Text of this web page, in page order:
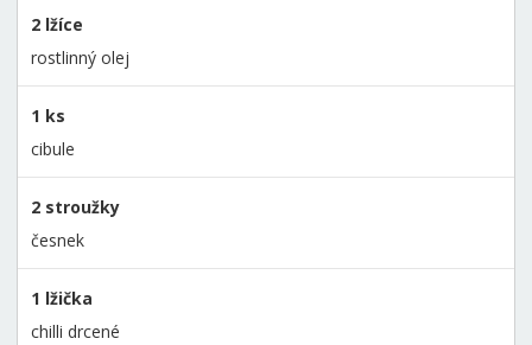
2 lžíce
rostlinný olej
1 ks
cibule
2 stroužky
česnek
1 lžička
chilli drcené